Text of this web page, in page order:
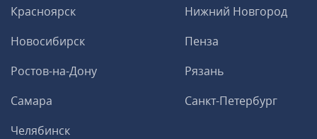
Красноярск
Нижний Новгород
Новосибирск
Пенза
Ростов-на-Дону
Рязань
Самара
Санкт-Петербург
Челябинск